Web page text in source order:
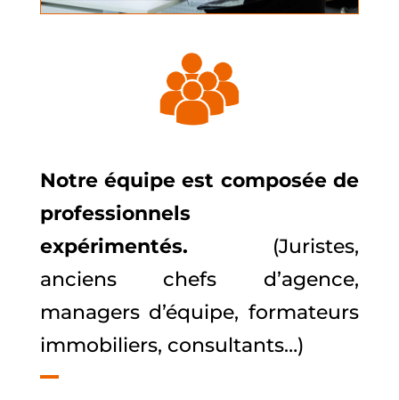
Notre équipe est composée de
professionnels
expérimentés. (Juristes,
anciens chefs d’agence,
managers d’équipe, formateurs
immobiliers, consultants…)